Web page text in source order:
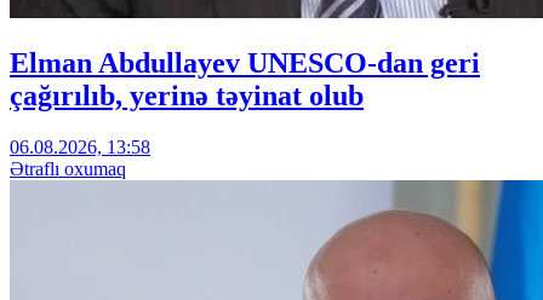
Elman Abdullayev UNESCO-dan geri
çağırılıb, yerinə təyinat olub
06.08.2026, 13:58
Ətraflı oxumaq